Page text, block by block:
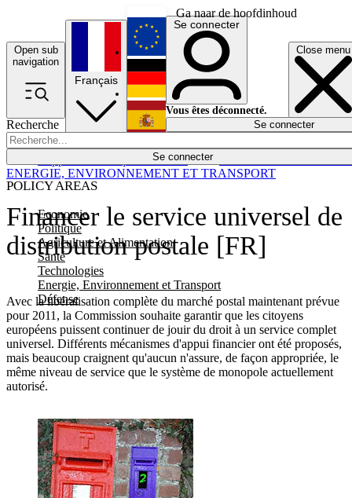
Ga naar de hoofdinhoud
Open sub
navigation
Close menu
Recherche
Se connecter
POLICY AREAS
Economie
Politique
Agriculture et Alimentation
Santé
Technologies
Energie, Environnement et Transport
Défense
Économie
Français
English
Deutsch
Español
Se connecter
Vous êtes déconnecté.
Se connecter
Financer le service universel de
distribution postale [FR]
Avec la libéralisation complète du marché postal maintenant prévue
pour 2011, la Commission souhaite garantir que les citoyens
européens puissent continuer de jouir du droit à un service complet
universel. Différents mécanismes d'appui financier ont été proposés,
mais beaucoup craignent qu'aucun n'assure, de façon appropriée, le
même niveau de service que le système de monopole actuellement
autorisé.
ENERGIE, ENVIRONNEMENT ET TRANSPORT